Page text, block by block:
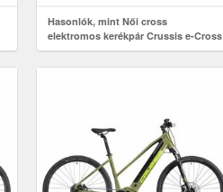
Hasonlók, mint Női cross
elektromos kerékpár Crussis e-Cross
Low 7.10 518Wh 28" - 2025